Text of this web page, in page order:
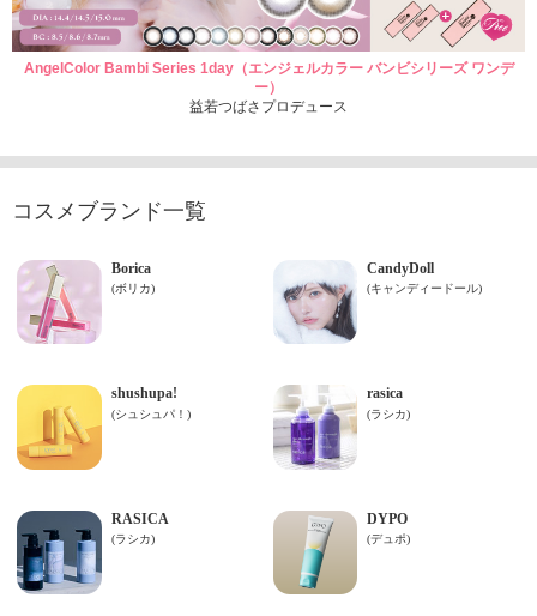
AngelColor Bambi Series 1day（エンジェルカラー バンビシリーズ ワンデ
ー）
益若つばさプロデュース
コスメブランド一覧